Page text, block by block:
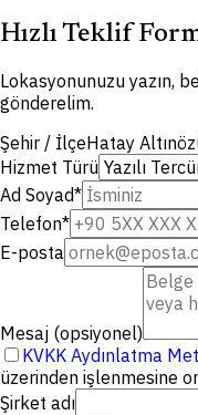
Hızlı Teklif
Lokasyonunuzu yazın,
gönderelim.
Şehir / İlçeHatay
Hizmet Türü
Ad Soyad*
Telefon*
E-posta
Mesaj (opsiyonel)
KVKK Aydınlatma
üzerinden işlenmesine
Şirket adı